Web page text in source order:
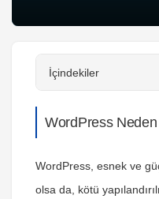
İçindekiler
WordPress
WordPress, esnek ve
olsa da, kötü